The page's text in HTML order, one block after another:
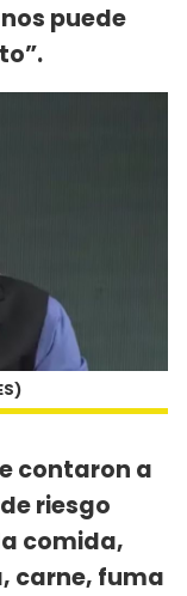
puede
contaron a
riesgo
comida,
carne, fuma